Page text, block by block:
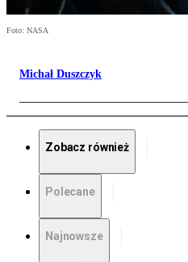
Foto: NASA
Michał Duszczyk
Zobacz również
Polecane
Najnowsze